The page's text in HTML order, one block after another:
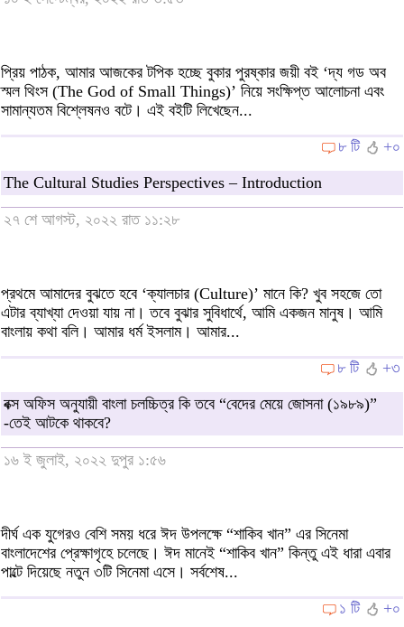
প্রিয় পাঠক, আমার আজকের টপিক হচ্ছে বুকার পুরষ্কার জয়ী বই ‘দ্য গড অব
স্মল থিংস (The God of Small Things)’ নিয়ে সংক্ষিপ্ত আলোচনা এবং
সামান্যতম বিশ্লেষনও বটে। এই বইটি লিখেছেন...
৮ টি
+০
The Cultural Studies Perspectives – Introduction
২৭ শে আগস্ট, ২০২২ রাত ১১:২৮
প্রথমে আমাদের বুঝতে হবে ‘ক্যালচার (Culture)’ মানে কি? খুব সহজে তো
এটার ব্যাখ্যা দেওয়া যায় না। তবে বুঝার সুবিধার্থে, আমি একজন মানুষ। আমি
বাংলায় কথা বলি। আমার ধর্ম ইসলাম। আমার...
৮ টি
+৩
বক্স অফিস অনুযায়ী বাংলা চলচ্চিত্র কি তবে “বেদের মেয়ে জোসনা (১৯৮৯)”
-তেই আটকে থাকবে?
১৬ ই জুলাই, ২০২২ দুপুর ১:৫৬
দীর্ঘ এক যুগেরও বেশি সময় ধরে ঈদ উপলক্ষে “শাকিব খান” এর সিনেমা
বাংলাদেশের প্রেক্ষাগৃহে চলেছে। ঈদ মানেই “শাকিব খান” কিন্তু এই ধারা এবার
পাল্টে দিয়েছে নতুন ৩টি সিনেমা এসে। সর্বশেষ...
১ টি
+০